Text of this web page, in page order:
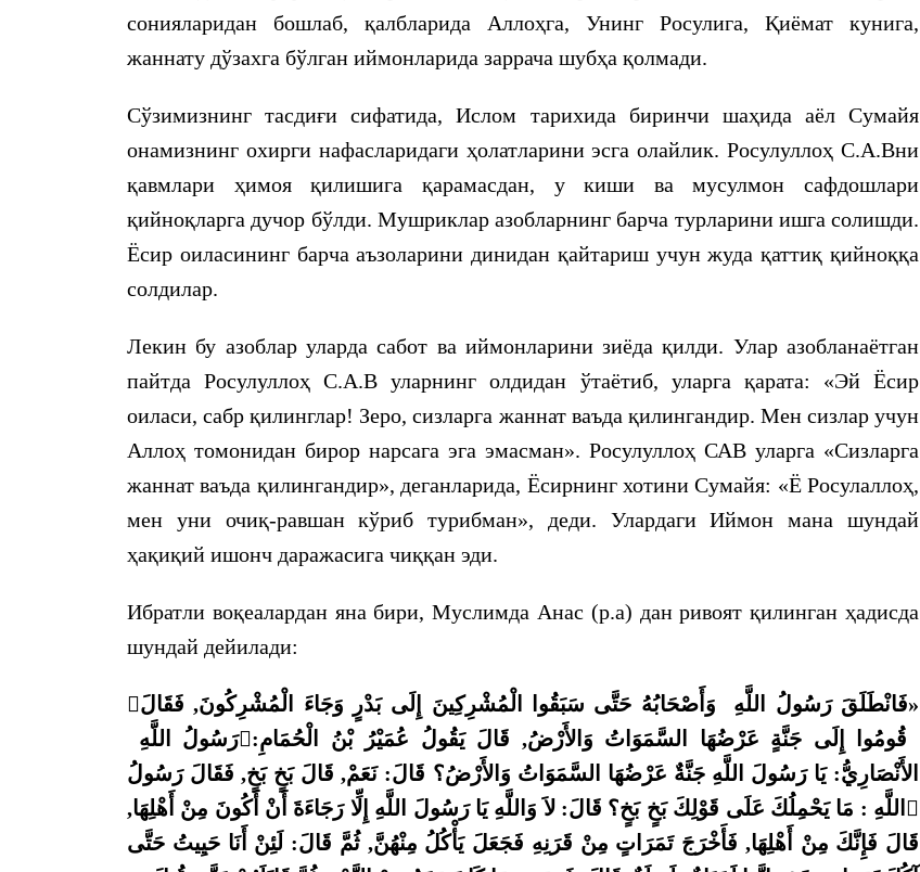
сонияларидан бошлаб, қалбларида Аллоҳга, Унинг Росулига, Қиёмат кунига,
жаннату дўзахга бўлган иймонларида заррача шубҳа қолмади.
Сўзимизнинг тасдиғи сифатида, Ислом тарихида биринчи шаҳида аёл Сумайя
онамизнинг охирги нафасларидаги ҳолатларини эсга олайлик. Росулуллоҳ С.А.Вни
қавмлари ҳимоя қилишига қарамасдан, у киши ва мусулмон сафдошлари
қийноқларга дучор бўлди. Мушриклар азобларнинг барча турларини ишга солишди.
Ёсир оиласининг барча аъзоларини динидан қайтариш учун жуда қаттиқ қийноққа
солдилар.
Лекин бу азоблар уларда сабот ва иймонларини зиёда қилди. Улар азобланаётган
пайтда Росулуллоҳ С.А.В уларнинг олдидан ўтаётиб, уларга қарата: «Эй Ёсир
оиласи, сабр қилинглар! Зеро, сизларга жаннат ваъда қилингандир. Мен сизлар учун
Аллоҳ томонидан бирор нарсага эга эмасман». Росулуллоҳ САВ уларга «Сизларга
жаннат ваъда қилингандир», деганларида, Ёсирнинг хотини Сумайя: «Ё Росулаллоҳ,
мен уни очиқ-равшан кўриб турибман», деди. Улардаги Иймон мана шундай
ҳақиқий ишонч даражасига чиққан эди.
Ибратли воқеалардан яна бири, Муслимда Анас (р.а) дан ривоят қилинган ҳадисда
шундай дейилади:
«فَانْطَلَقَ رَسُولُ اللَّهِ وَأَصْحَابُهُ حَتَّى سَبَقُوا الْمُشْرِكِينَ إِلَى بَدْرٍ وَجَاءَ الْمُشْرِكُونَ, فَقَالَ
رَسُولُ اللَّهِ:قُومُوا إِلَى جَنَّةٍ عَرْضُهَا السَّمَوَاتُ وَالأَرْضُ, قَالَ يَقُولُ عُمَيْرُ بْنُ الْحُمَامِ
الأَنْصَارِيُّ: يَا رَسُولَ اللَّهِ جَنَّةٌ عَرْضُهَا السَّمَوَاتُ وَالأَرْضُ؟ قَالَ: نَعَمْ, قَالَ بَخٍ بَخٍ, فَقَالَ رَسُولُ
اللَّهِ 
: مَا يَحْمِلُكَ عَلَى قَوْلِكَ بَخٍ بَخٍ؟ قَالَ: لاَ وَاللَّهِ يَا رَسُولَ اللَّهِ إِلِّا رَجَاءَةَ أَنْ أَكُونَ مِنْ أَهْلِهَا,
قَالَ فَإِنَّكَ مِنْ أَهْلِهَا, فَأَخْرَجَ تَمَرَاتٍ مِنْ قَرَنِهِ فَجَعَلَ يَأْكُلُ مِنْهُنَّ, ثُمَّ قَالَ: لَئِنْ أَنَا حَيِيتُ حَتَّى